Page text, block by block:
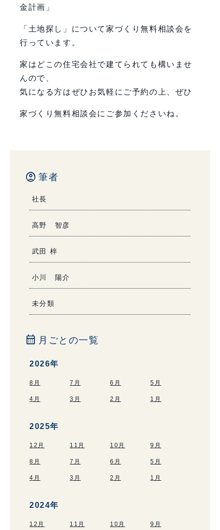
金計画」
「土地探し」について家づくり無料相談会を
行っています。
家はどこの住宅会社で建てられても構いませ
んので、
気になる方はぜひお気軽にご予約の上、ぜひ
家づくり無料相談会にご参加くださいね。
account_circle 筆者
社長
高野 智彦
武田 梓
小川 陽介
未分類
calendar_month 月ごとの一覧
2026年
8月 7月 6月 5月
4月 3月 2月 1月
2025年
12月 11月 10月 9月
8月 7月 6月 5月
4月 3月 2月 1月
2024年
12月 11月 10月 9月